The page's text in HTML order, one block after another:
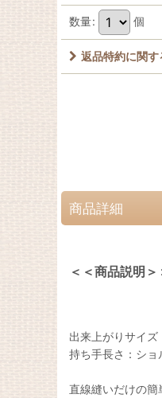
数量: 個
返品特約に関
商品詳細
＜＜商品説明＞
出来上がりサイ
持ち手長さ：シ
直線縫いだけの簡